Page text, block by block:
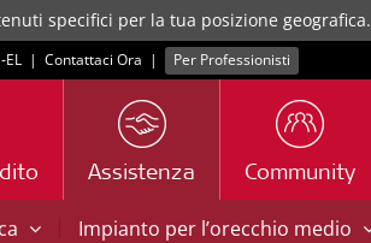
specifici per la tua posizione geografica.
| Contattaci Ora | Per Professionisti
Assistenza Community
| Impianto per l’orecchio medio